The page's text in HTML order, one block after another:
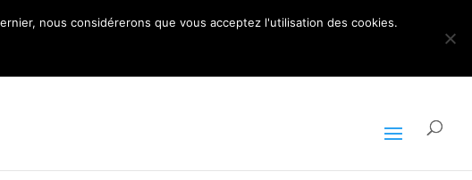
ARTICLES 0
nous considérerons que vous acceptez l'utilisation des cookies.